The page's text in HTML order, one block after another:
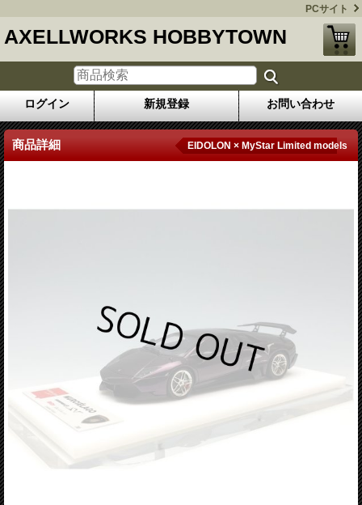
PCサイト
AXELLWORKS HOBBYTOWN
ログイン 新規登録 お問い合わせ
商品詳細 EIDOLON × MyStar Limited models